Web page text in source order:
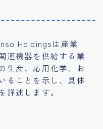
Holdingsは産業
連機器を供給する業
生産、応用化学、お
ることを示し、具体
詳述します。